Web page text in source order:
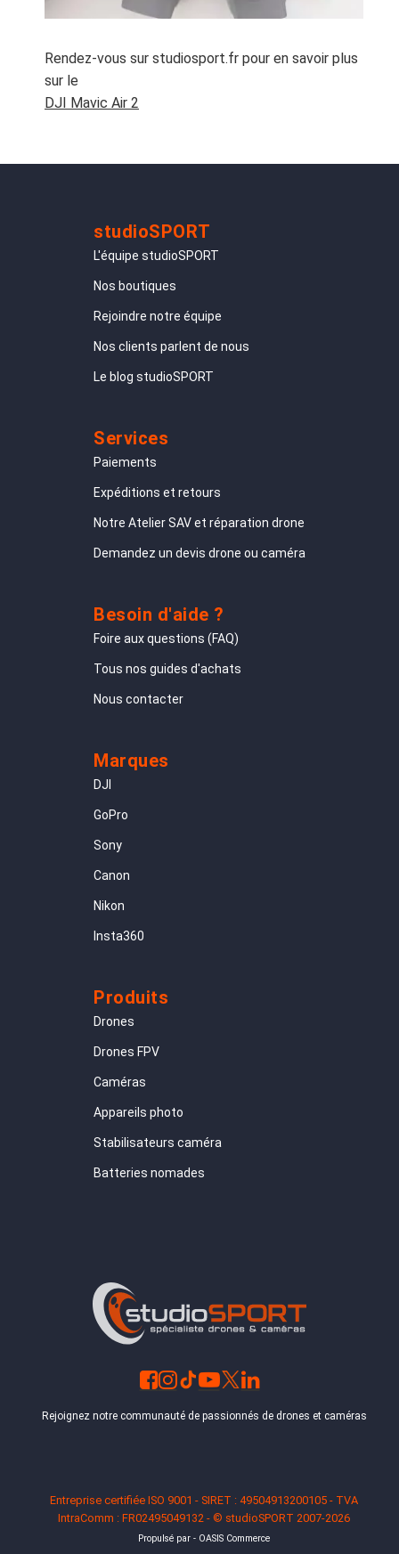
Rendez-vous sur studiosport.fr pour en savoir plus
sur le
DJI Mavic Air 2
studioSPORT
L'équipe studioSPORT
Nos boutiques
Rejoindre notre équipe
Nos clients parlent de nous
Le blog studioSPORT
Services
Paiements
Expéditions et retours
Notre Atelier SAV et réparation drone
Demandez un devis drone ou caméra
Besoin d'aide ?
Foire aux questions (FAQ)
Tous nos guides d'achats
Nous contacter
Marques
DJI
GoPro
Sony
Canon
Nikon
Insta360
Produits
Drones
Drones FPV
Caméras
Appareils photo
Stabilisateurs caméra
Batteries nomades
Rejoignez notre communauté de passionnés de drones et caméras
Entreprise certifiée ISO 9001 - SIRET : 49504913200105 - TVA
IntraComm : FR02495049132 - © studioSPORT 2007-2026
Propulsé par - OASIS Commerce